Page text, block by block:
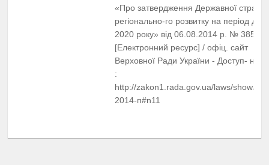
«Про затвердження Державної
регіонально-го розвитку на період до
2020 року» від 06.08.2014 р. № 385
[Електронний ресурс] / офіц. сайт
Верховної Ради України - Доступ- ний
:
http://zakon1.rada.gov.ua/laws/show/
2014-п#n11